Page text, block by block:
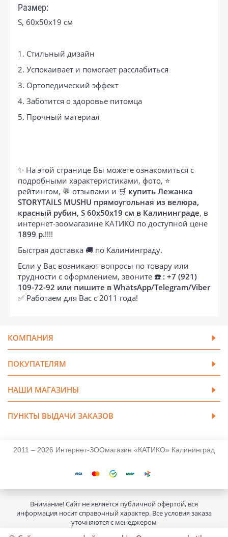
Размер:
S, 60x50x19 см
1. Стильный дизайн
2. Успокаивает и помогает расслабиться
3. Ортопедический эффект
4. Заботится о здоровье питомца
5. Прочный материал
✨ На этой странице Вы можете ознакомиться с
подробными характеристиками, фото, ⭐
рейтингом, 💬 отзывами и 🛒 купить Лежанка
STORYTAILS MUSHU прямоугольная из велюра,
красный рубин, S 60x50x19 см в Калининграде, в
интернет-зоомагазине КАТИКО по доступной цене
1899 р.!!!!
Быстрая доставка 🚚 по Калининграду.
Если у Вас возникают вопросы по товару или
трудности с оформлением, звоните ☎️ : +7 (921)
109-72-92 или пишите в WhatsApp/Telegram/Viber
✅ Работаем для Вас с 2011 года!
КОМПАНИЯ
ПОКУПАТЕЛЯМ
НАШИ МАГАЗИНЫ
ПУНКТЫ ВЫДАЧИ ЗАКАЗОВ
2011 – 2026 Интернет-ЗООмагазин «КАТИКО» Калининград
Внимание! Сайт не является публичной офертой, вся
информация носит справочный характер. Все условия заказа
уточняются с менеджером